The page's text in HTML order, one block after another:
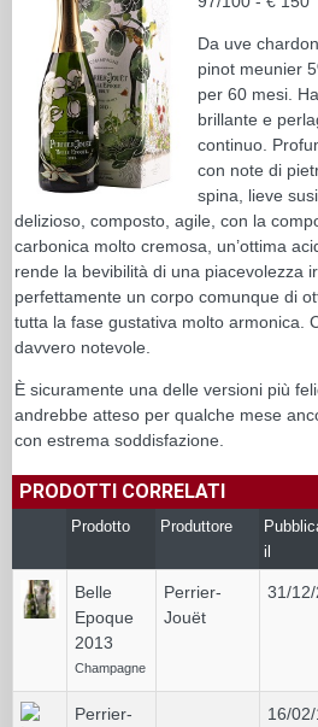
Da uve
pinot meunier
per 60 mesi.
brillante e
continuo.
con note di
spina, lieve
delizioso, composto, agile, con la
carbonica molto cremosa, un’ottima
rende la bevibilità di una piacevolezza
perfettamente un corpo comunque di
tutta la fase gustativa molto armonica.
davvero notevole.
È sicuramente una delle versioni più
andrebbe atteso per qualche mese
con estrema soddisfazione.
PRODOTTI CORRELATI
Prodotto Produttore
il
Belle
Epoque
2013
Champagne
Perrier-
Jouët
31/12/
Perrier-
16/